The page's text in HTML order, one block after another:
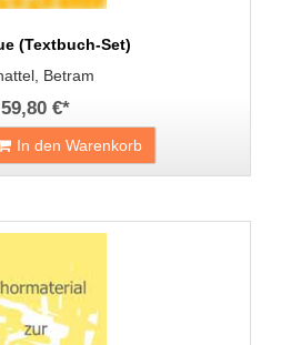
(Textbuch-Set)
Betram
59,80 €*
In den Warenkorb